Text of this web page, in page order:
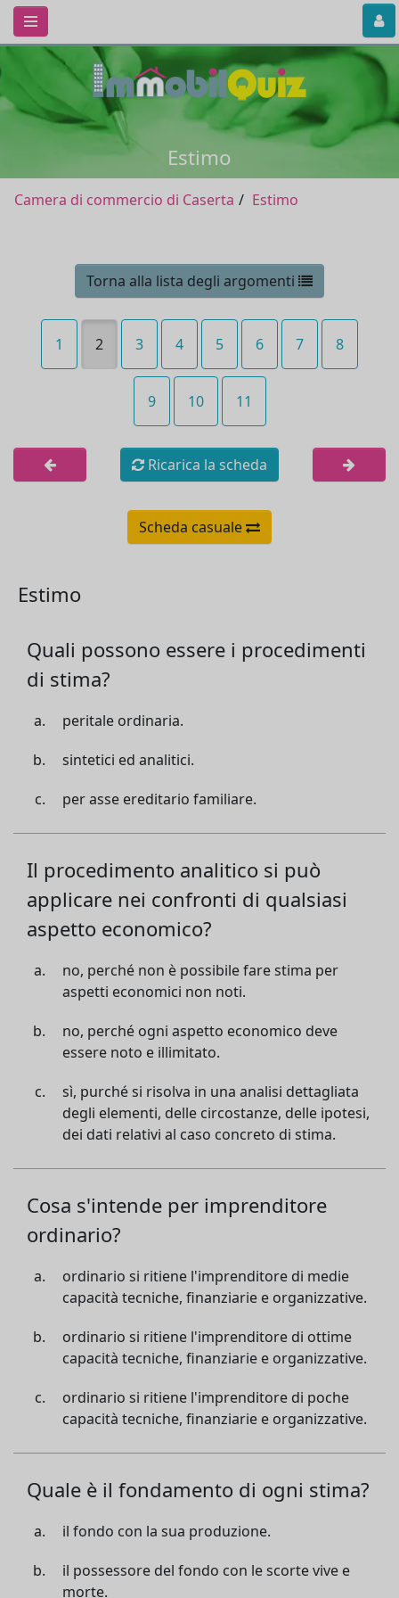
Estimo
Camera di commercio di Caserta Estimo
Torna alla lista degli argomenti
1 2 3 4 5 6 7 8
9 10 11
Ricarica la scheda
Scheda casuale
Estimo
Quali possono essere i procedimenti
di stima?
peritale ordinaria.
sintetici ed analitici.
per asse ereditario familiare.
Il procedimento analitico si può
applicare nei confronti di qualsiasi
aspetto economico?
no, perché non è possibile fare stima per
aspetti economici non noti.
no, perché ogni aspetto economico deve
essere noto e illimitato.
sì, purché si risolva in una analisi dettagliata
degli elementi, delle circostanze, delle ipotesi,
dei dati relativi al caso concreto di stima.
Cosa s'intende per imprenditore
ordinario?
ordinario si ritiene l'imprenditore di medie
capacità tecniche, finanziarie e organizzative.
ordinario si ritiene l'imprenditore di ottime
capacità tecniche, finanziarie e organizzative.
ordinario si ritiene l'imprenditore di poche
capacità tecniche, finanziarie e organizzative.
Quale è il fondamento di ogni stima?
il fondo con la sua produzione.
il possessore del fondo con le scorte vive e
morte.